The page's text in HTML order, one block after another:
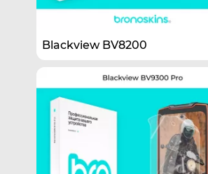
Blackview BV8200